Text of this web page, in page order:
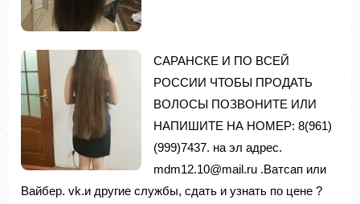
САРАНСКЕ И ПО ВСЕЙ
РОССИИ ЧТОБЫ ПРОДАТЬ
ВОЛОСЫ ПОЗВОНИТЕ ИЛИ
НАПИШИТЕ НА НОМЕР: 8(961)
(999)7437. на эл адрес.
mdm12.10@mail.ru .Ватсап или
Вайбер. vk.и другие службы, сдать и узнать по цене ?